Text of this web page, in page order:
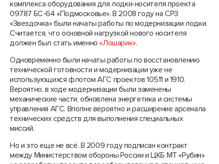
комплекса оборудования для лодки-носителя проекта
09787 БС-64 «Подмосковье». В 2008 году на СРЗ
«Звездочка» были начаты работы по модернизации лодки.
Считается, что основной нагрузкой нового носителя
должен был стать именно«Лошарик».
Одновременно были начаты работы по восстановлению
технической готовности и модернизации уже не
использующихся флотом АГС проектов 10511 и 1910.
Вероятно, в ходе модернизации были заменены
механические части, обновлена энергетика и системы
управления АГС. Вполне вероятно и расширение арсенала
технических средств для выполнения специальных
миссий.
Но и это еще не всё. В 2009 году подписан контракт
между Министерством обороны России и ЦКБ МТ «Рубин»